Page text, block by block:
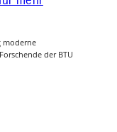
moderne
der BTU